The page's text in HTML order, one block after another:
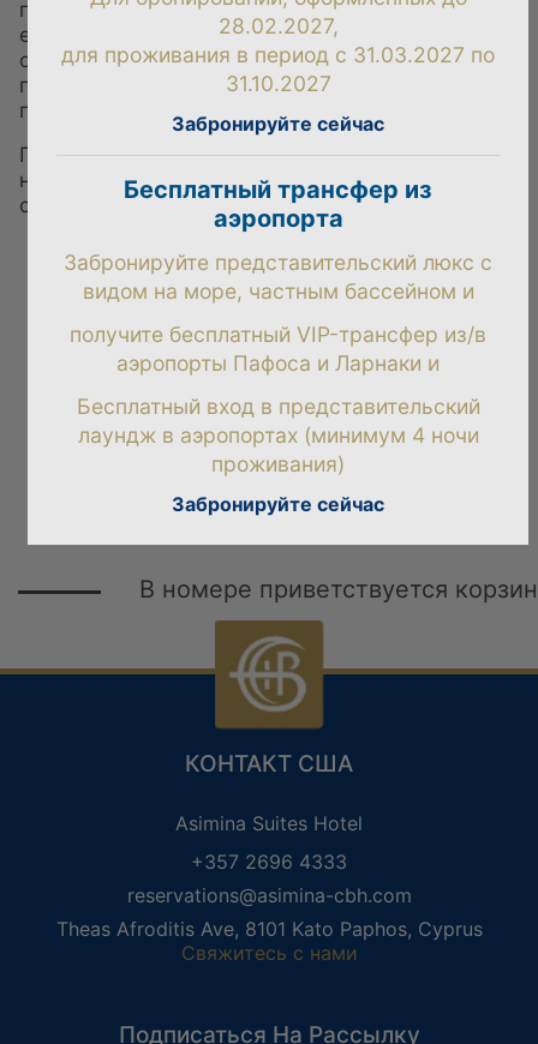
ИДЕАЛЬНОЕ РЕШЕНИЕ ДЛЯ
ОТДЫХ ТОЛЬКО ДЛЯ
МОЛОДОЖЕНОВ
предприняли пересмотренные меры и внедрили
еще более строгие протоколы, чтобы
обеспечить здоровье и благополучие наших
гостей, как только будет дан зеленый свет,
после возобновления работы наших отелей.
Пожалуйста, оставайтесь в безопасности… мы с
нетерпением ждем, когда вы все вернетесь в
солнечный Пафос… очень скоро!
ПОЧЕМУ КНИГА ПРЯМАЯ
и получите еще больше при бронировании
прямо у нас
ЗАБРОНИРОВАТЬ НОМЕР
В номере приветствуется корзина с
КОНТАКТ США
Asimina Suites Hotel
+357 2696 4333
reservations@asimina-cbh.com
Theas Afroditis Ave, 8101 Kato Paphos, Cyprus
Свяжитесь с нами
Подписаться На Рассылку
28.02.2027,
для проживания в период с 31.03.2027 по
31.10.2027
Забронируйте сейчас
Бесплатный трансфер из
аэропорта
Забронируйте представительский люкс с
видом на море, частным бассейном и
получите бесплатный VIP-трансфер из/в
аэропорты Пафоса и Ларнаки и
Бесплатный вход в представительский
лаундж в аэропортах (минимум 4 ночи
проживания)
Забронируйте сейчас